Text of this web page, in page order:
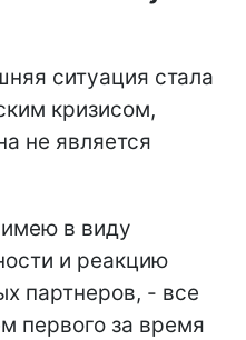
ситуация стала
кризисом,
не является
в виду
и реакцию
партнеров, - все
первого за время